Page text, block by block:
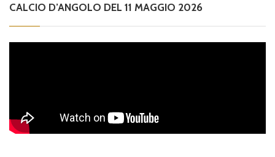
CALCIO D’ANGOLO DEL 11 MAGGIO 2026